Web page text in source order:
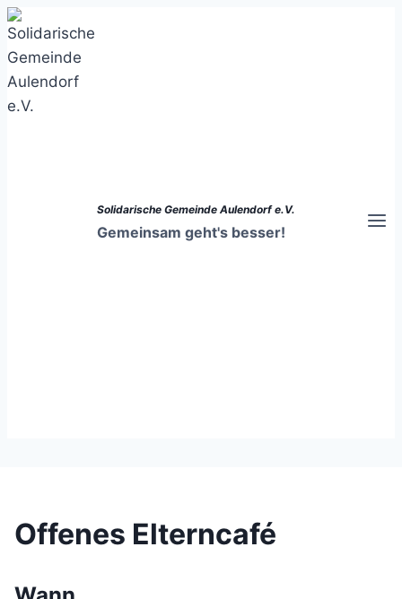
Zum
Inhalt
springen
Solidarische Gemeinde Aulendorf e.V.
Gemeinsam geht's besser!
Offenes Elterncafé